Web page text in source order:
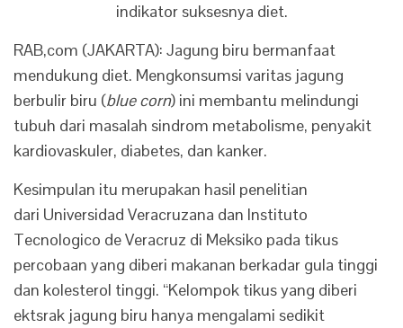
indikator suksesnya diet.
RAB,com (JAKARTA): Jagung biru bermanfaat
mendukung diet. Mengkonsumsi varitas jagung
berbulir biru (blue corn) ini membantu melindungi
tubuh dari masalah sindrom metabolisme, penyakit
kardiovaskuler, diabetes, dan kanker.
Kesimpulan itu merupakan hasil penelitian
dari Universidad Veracruzana dan Instituto
Tecnologico de Veracruz di Meksiko pada tikus
percobaan yang diberi makanan berkadar gula tinggi
dan kolesterol tinggi. “Kelompok tikus yang diberi
ektsrak jagung biru hanya mengalami sedikit